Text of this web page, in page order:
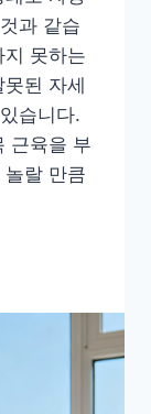
과 같습
못하는
된 자세
습니다.
근육을 부
랄 만큼